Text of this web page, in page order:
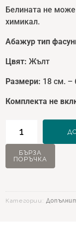
Белината не
химикал.
Абажур тип
Цвят: Жълт
Размери: 18 см. –
Комплекта не
Tiva
Абажур
БЪРЗА
ПОРЪЧКА
Категории: